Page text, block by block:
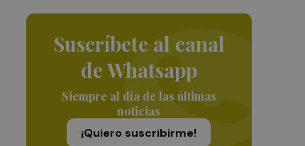
Suscríbete al canal
de Whatsapp
Siempre al día de las últimas
noticias
¡Quiero suscribirme!